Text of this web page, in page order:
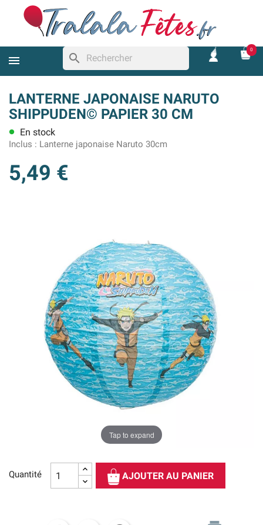
search
0
LANTERNE JAPONAISE NARUTO
SHIPPUDEN© PAPIER 30 CM
lens En stock
Inclus : Lanterne japonaise Naruto 30cm
5,49 €
Tap to expand
Quantité AJOUTER AU PANIER